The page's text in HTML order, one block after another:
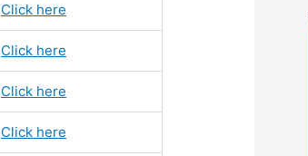
Click here
Click here
Click here
Click here